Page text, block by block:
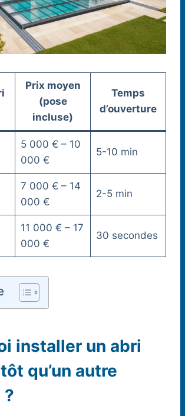
Prix moyen
(pose
incluse)
Temps
d’ouverture
5 000 € – 10
000 €
5-10 min
7 000 € – 14
000 €
2-5 min
11 000 € – 17
000 €
30 secondes
installer un abri
qu’un autre
?